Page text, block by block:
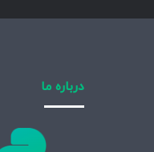
درباره ما